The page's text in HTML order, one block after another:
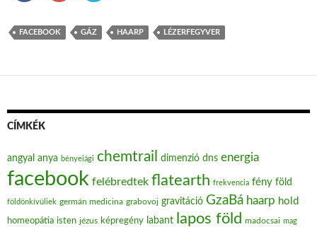
FACEBOOK GÁZ HAARP LÉZERFEGYVER
CÍMKÉK
angyal anya bényeiági chemtrail dimenzió dns energia
facebook felébredtek flatearth frekvencia fény föld
földönkívüliek germán medicina grabovoj gravitáció GzaBá haarp hold
homeopátia isten jézus képregény labant lapos föld madocsai mag